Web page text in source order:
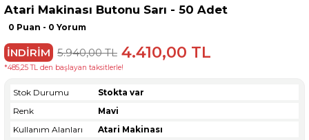
Atari Makinası Butonu Sarı - 50 Adet
0 Puan - 0 Yorum
İNDİRİM 5.940,00 TL 4.410,00 TL
*485,25 TL den başlayan taksitlerle!
Stok Durumu
Stokta var
Renk
Mavi
Kullanım Alanları
Atari Makinası